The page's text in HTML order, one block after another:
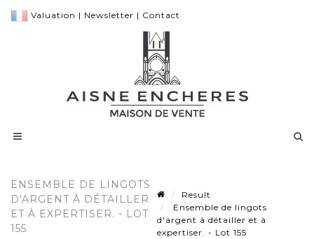
Valuation | Newsletter | Contact
ENSEMBLE DE LINGOTS
D'ARGENT À DÉTAILLER
ET À EXPERTISER. - LOT
155
Result
Ensemble de lingots
d'argent à détailler et à
expertiser. - Lot 155